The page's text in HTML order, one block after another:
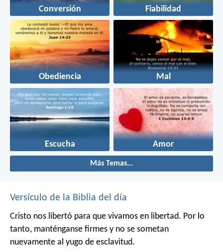
Conversión Fiabilidad
Obediencia Mal
Escucha Amor
Más Temas...
Versículo de la Biblia del día
Cristo nos libertó para que vivamos en libertad. Por lo
tanto, manténganse firmes y no se sometan
nuevamente al yugo de esclavitud.